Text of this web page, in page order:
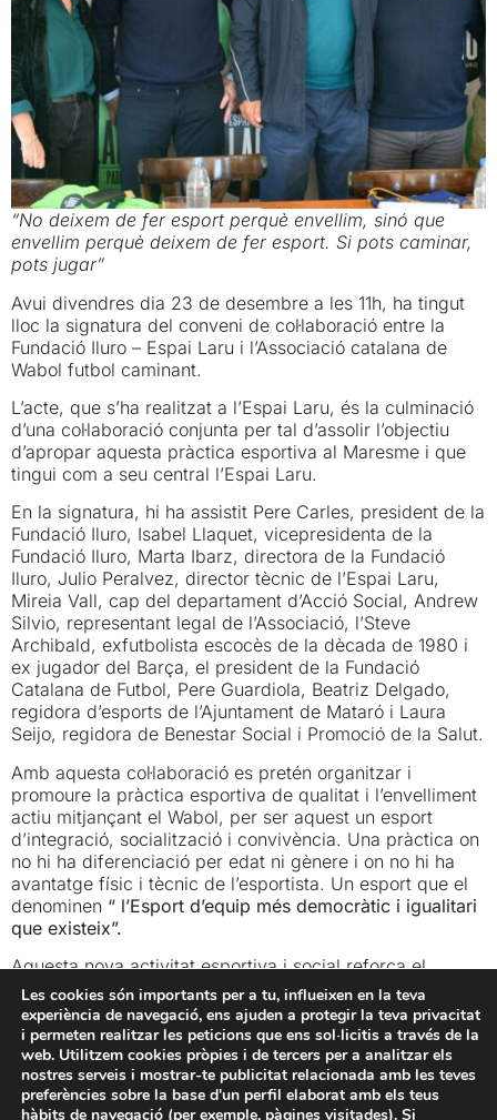
“No deixem de fer esport perquè envellim, sinó que
envellim perquè deixem de fer esport. Si pots caminar,
pots jugar”
Avui divendres dia 23 de desembre a les 11h, ha tingut
lloc la signatura del conveni de col·laboració entre la
Fundació Iluro – Espai Laru i l’Associació catalana de
Wabol futbol caminant.
L’acte, que s’ha realitzat a l’Espai Laru, és la culminació
d’una col·laboració conjunta per tal d’assolir l’objectiu
d’apropar aquesta pràctica esportiva al Maresme i que
tingui com a seu central l’Espai Laru.
En la signatura, hi ha assistit Pere Carles, president de la
Fundació Iluro, Isabel Llaquet, vicepresidenta de la
Fundació Iluro, Marta Ibarz, directora de la Fundació
Iluro, Julio Peralvez, director tècnic de l’Espai Laru,
Mireia Vall, cap del departament d’Acció Social, Andrew
Silvio, representant legal de l’Associació, l’Steve
Archibald, exfutbolista escocès de la dècada de 1980 i
ex jugador del Barça, el president de la Fundació
Catalana de Futbol, Pere Guardiola, Beatriz Delgado,
regidora d’esports de l’Ajuntament de Mataró i Laura
Seijo, regidora de Benestar Social i Promoció de la Salut.
Amb aquesta col·laboració es pretén organitzar i
promoure la pràctica esportiva de qualitat i l’envelliment
actiu mitjançant el Wabol, per ser aquest un esport
d’integració, socialització i convivència. Una pràctica on
no hi ha diferenciació per edat ni gènere i on no hi ha
avantatge físic i tècnic de l’esportista. Un esport que el
denominen “ l’Esport d’equip més democràtic i igualitari
que existeix”.
Aquesta nova activitat esportiva i social reforça el
posicionament de la Fundació Iluro per mantenir sempre
les persones al centre de tots els nostres projectes, amb
l’esperit d’actuar com a palanca transformadora de
l’àmbit sociocultural i esportiu, impulsant i apostant per
propostes de retorn social.
Les cookies són importants per a tu, influeixen en la teva
experiència de navegació, ens ajuden a protegir la teva privacitat
i permeten realitzar les peticions que ens sol·licitis a través de la
web. Utilitzem cookies pròpies i de tercers per a analitzar els
nostres serveis i mostrar-te publicitat relacionada amb les teves
preferències sobre la base d'un perfil elaborat amb els teus
hàbits de navegació (per exemple, pàgines visitades). Si